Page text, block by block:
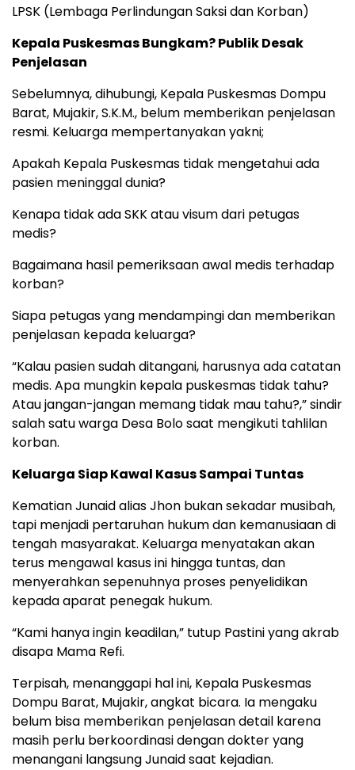
LPSK (Lembaga Perlindungan Saksi dan Korban)
Kepala Puskesmas Bungkam? Publik Desak
Penjelasan
Sebelumnya, dihubungi, Kepala Puskesmas Dompu
Barat, Mujakir, S.K.M., belum memberikan penjelasan
resmi. Keluarga mempertanyakan yakni;
Apakah Kepala Puskesmas tidak mengetahui ada
pasien meninggal dunia?
Kenapa tidak ada SKK atau visum dari petugas
medis?
Bagaimana hasil pemeriksaan awal medis terhadap
korban?
Siapa petugas yang mendampingi dan memberikan
penjelasan kepada keluarga?
“Kalau pasien sudah ditangani, harusnya ada catatan
medis. Apa mungkin kepala puskesmas tidak tahu?
Atau jangan-jangan memang tidak mau tahu?,” sindir
salah satu warga Desa Bolo saat mengikuti tahlilan
korban.
Keluarga Siap Kawal Kasus Sampai Tuntas
Kematian Junaid alias Jhon bukan sekadar musibah,
tapi menjadi pertaruhan hukum dan kemanusiaan di
tengah masyarakat. Keluarga menyatakan akan
terus mengawal kasus ini hingga tuntas, dan
menyerahkan sepenuhnya proses penyelidikan
kepada aparat penegak hukum.
“Kami hanya ingin keadilan,” tutup Pastini yang akrab
disapa Mama Refi.
Terpisah, menanggapi hal ini, Kepala Puskesmas
Dompu Barat, Mujakir, angkat bicara. Ia mengaku
belum bisa memberikan penjelasan detail karena
masih perlu berkoordinasi dengan dokter yang
menangani langsung Junaid saat kejadian.